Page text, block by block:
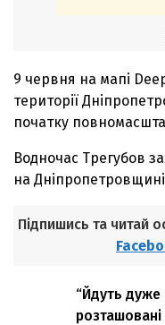
9 червня на мапі
території
початку
Водночас Трегубов
на
Підпишись та читай
“Йдуть дуже
розташовані